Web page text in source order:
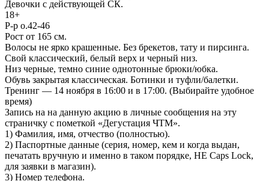
Девочки с действующей СК.
18+
Р-р о.42-46
Рост от 165 см.
Волосы не ярко крашенные. Без брекетов, тату и пирсинга.
Свой классический, белый верх и черный низ.
Низ черные, темно синие однотонные брюки/юбка.
Обувь закрытая классическая. Ботинки и туфли/балетки.
Тренинг — 14 ноября в 16:00 и в 17:00. (Выбирайте удобное
время)
Запись на на данную акцию в личные сообщения на эту
страничку с пометкой «Дегустация ЧТМ».
1) Фамилия, имя, отчество (полностью).
2) Паспортные данные (серия, номер, кем и когда выдан,
печатать вручную и именно в таком порядке, НЕ Caps Lock,
для заявки в магазин).
3) Номер телефона.